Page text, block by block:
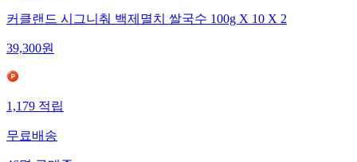
커클랜드 시그니춰 백제멸치 쌀국수 100g X 10 X 2
39,300원
1,179적립
무료배송